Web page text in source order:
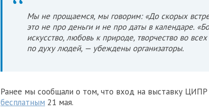
Мы не прощаемся, мы говорим: «До скорых
это не про деньги и не про даты в календаре.
искусство, любовь к природе, творчество во
по духу людей, — убеждены организаторы.
Ранее мы сообщали о том, что вход на выставку
бесплатным 21 мая.